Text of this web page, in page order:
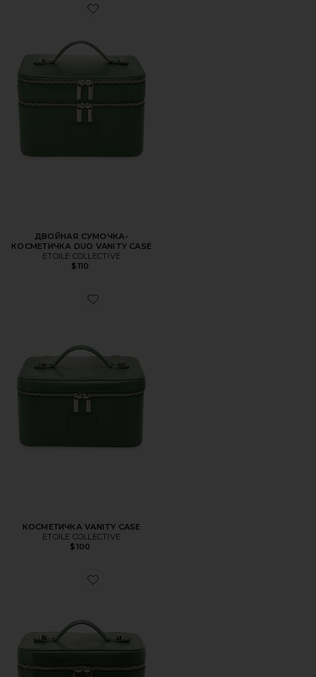
Favorite ДВОЙНАЯ СУМОЧКА-КОСМЕТИЧКА DUO
ДВОЙНАЯ СУМОЧКА-
КОСМЕТИЧКА DUO VANITY CASE
ETOILE COLLECTIVE
$110
Favorite КОСМЕТИЧКА VANITY CASE
КОСМЕТИЧКА VANITY CASE
ETOILE COLLECTIVE
$100
Favorite МИНИ-НЕСЕССЕР MINI VANITY CASE